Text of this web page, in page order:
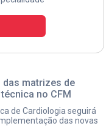
das matrizes de
no CFM
de Cardiologia seguirá
das novas